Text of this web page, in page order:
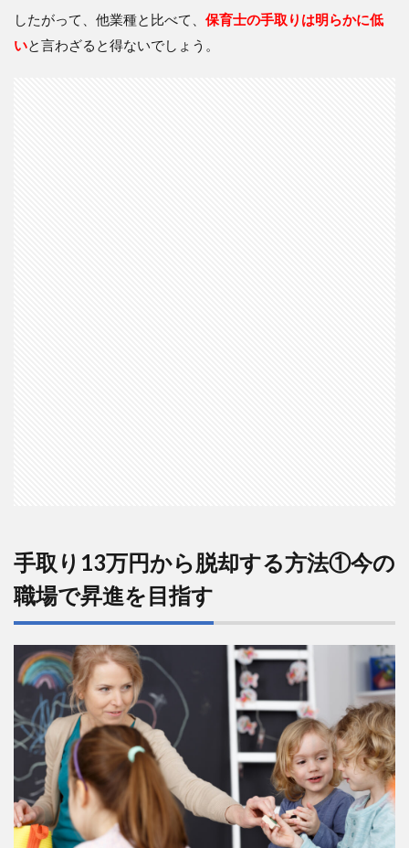
したがって、他業種と比べて、 保育士の手取りは明らかに低
いと言わざると得ないでしょう。
手取り13万円から脱却する方法①今の
職場で昇進を目指す